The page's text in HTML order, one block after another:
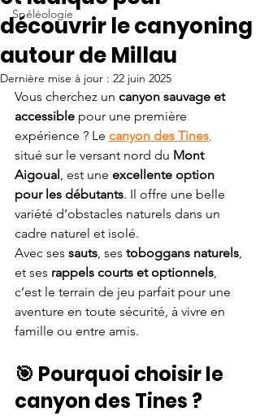
Spéléologie
découvrir le canyoning
autour de Millau
Dernière mise à jour : 22 juin 2025
Vous cherchez un canyon sauvage et
accessible pour une première
expérience ? Le canyon des Tines,
situé sur le versant nord du Mont
Aigoual, est une excellente option
pour les débutants. Il offre une belle
variété d’obstacles naturels dans un
cadre naturel et isolé.
Avec ses sauts, ses toboggans naturels,
et ses rappels courts et optionnels,
c’est le terrain de jeu parfait pour une
aventure en toute sécurité, à vivre en
famille ou entre amis.
🎯 Pourquoi choisir le
canyon des Tines ?